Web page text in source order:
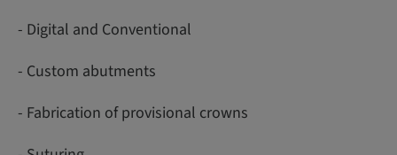
- Digital and Conventional
- Custom abutments
- Fabrication of provisional crowns